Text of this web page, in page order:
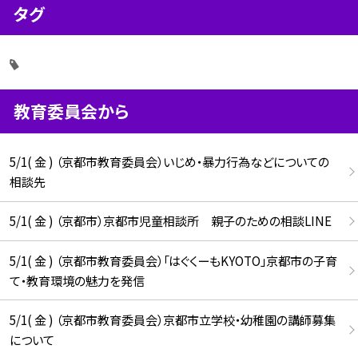
タグ
教育委員会から
5/1( 金 ) （京都市教育委員会）いじめ・暴力行為などについての
相談先
5/1( 金 ) （京都市）京都市児童相談所 親子のための相談LINE
5/1( 金 ) （京都市教育委員会）「はぐくーもKYOTO」京都市の子育
て・教育環境の魅力を発信
5/1( 金 ) （京都市教育委員会）京都市立学校・幼稚園の講師募集
について